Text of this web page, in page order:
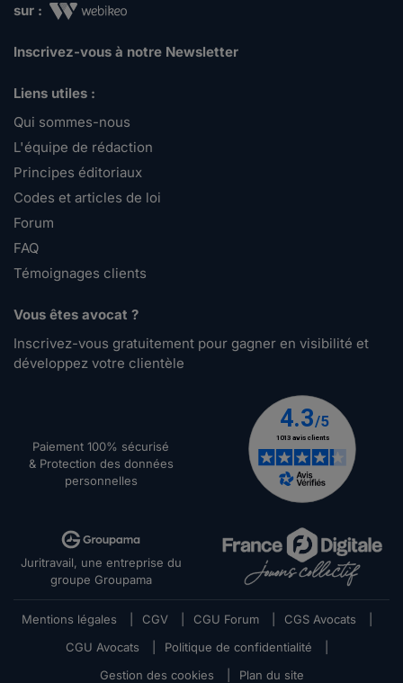
sur :
Inscrivez-vous à notre Newsletter
Liens utiles :
Qui sommes-nous
L'équipe de rédaction
Principes éditoriaux
Codes et articles de loi
Forum
FAQ
Témoignages clients
Vous êtes avocat ?
Inscrivez-vous gratuitement pour gagner en visibilité et
développez votre clientèle
Paiement 100% sécurisé
& Protection des données
personnelles
Juritravail, une entreprise du
groupe Groupama
Mentions légales CGV CGU Forum CGS Avocats
CGU Avocats
Politique de confidentialité
Gestion des cookies
Plan du site